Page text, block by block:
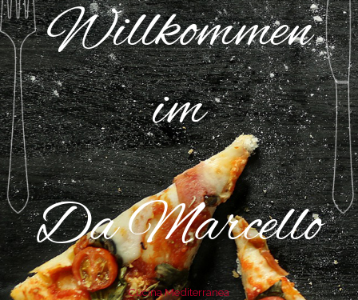
Willkommen
im
Da Marcello
Cucina Mediterranea